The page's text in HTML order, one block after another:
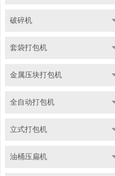
破碎机
套袋打包机
金属压块打包机
全自动打包机
立式打包机
油桶压扁机